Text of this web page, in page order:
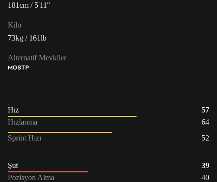
181cm / 5'11"
Kilo
73kg / 161lb
Alternatif Mevkiler
MOSTP
Hız
57
Hızlanma
64
Sprint Hızı
52
Şut
39
Pozisyon Alma
40